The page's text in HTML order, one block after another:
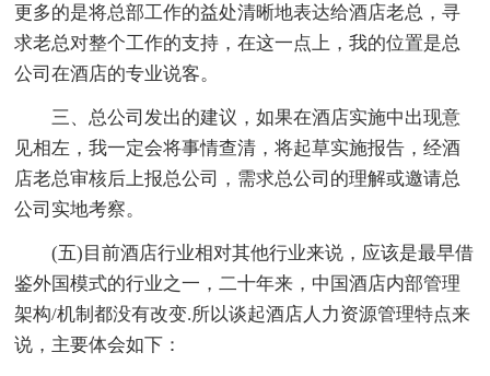
更多的是将总部工作的益处清晰地表达给酒店老总，寻
求老总对整个工作的支持，在这一点上，我的位置是总
公司在酒店的专业说客。
三、总公司发出的建议，如果在酒店实施中出现意
见相左，我一定会将事情查清，将起草实施报告，经酒
店老总审核后上报总公司，需求总公司的理解或邀请总
公司实地考察。
(五)目前酒店行业相对其他行业来说，应该是最早借
鉴外国模式的行业之一，二十年来，中国酒店内部管理
架构/机制都没有改变.所以谈起酒店人力资源管理特点来
说，主要体会如下：